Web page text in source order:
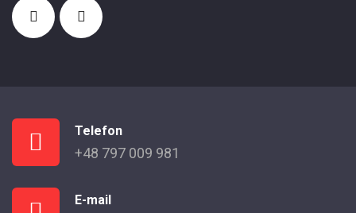
Telefon
+48 797 009 981
E-mail